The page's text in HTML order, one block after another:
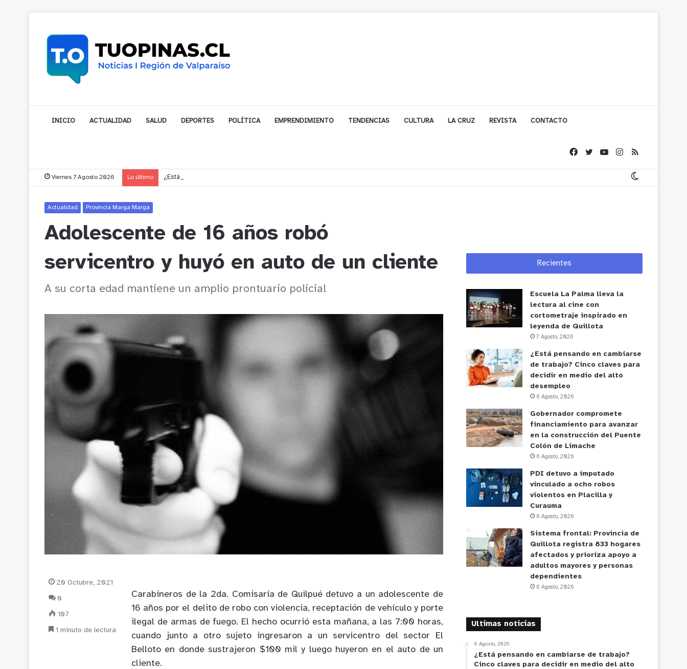
INICIO ACTUALIDAD SALUD DEPORTES POLÍTICA EMPRENDIMIENTO TENDENCIAS CULTURA LA CRUZ REVISTA CONTACTO
Viernes 7 Agosto 2026 Lo último ¿Está pensando en cambiarse de trabajo? Cinco claves para decidir en medio del alto desempleo
Actualidad Provincia Marga Marga
Adolescente de 16 años robó
servicentro y huyó en auto de un cliente
A su corta edad mantiene un amplio prontuario policial
Carabineros de la 2da. Comisaría de Quilpué detuvo a un adolescente de
16 años por el delito de robo con violencia, receptación de vehículo y porte
ilegal de armas de fuego. El hecho ocurrió esta mañana, a las 7:00 horas,
cuando junto a otro sujeto ingresaron a un servicentro del sector El
Belloto en donde sustrajeron $100 mil y luego huyeron en el auto de un
cliente.
20 Octubre, 2021
0
107
1 minuto de lectura
Recientes
Escuela La Palma lleva la
lectura al cine con
cortometraje inspirado en
leyenda de Quillota
7 Agosto, 2026
¿Está pensando en cambiarse
de trabajo? Cinco claves para
decidir en medio del alto
desempleo
6 Agosto, 2026
Gobernador compromete
financiamiento para avanzar
en la construcción del Puente
Colón de Limache
6 Agosto, 2026
PDI detuvo a imputado
vinculado a ocho robos
violentos en Placilla y
Curauma
6 Agosto, 2026
Sistema frontal: Provincia de
Quillota registra 833 hogares
afectados y prioriza apoyo a
adultos mayores y personas
dependientes
6 Agosto, 2026
Ultimas noticias
6 Agosto, 2026
¿Está pensando en cambiarse de trabajo?
Cinco claves para decidir en medio del alto